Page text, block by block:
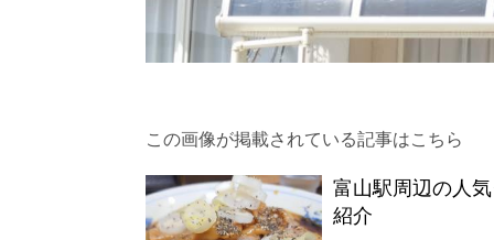
この画像が掲載されている記事はこちら
富山駅周辺の人
紹介